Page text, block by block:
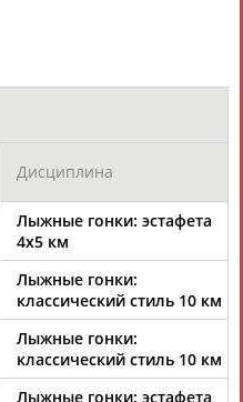
Андрей
Герман
АБДУЛАЕВ
Дисциплина
Лыжные гонки: эстафета
4х5 км
Лыжные гонки:
классический стиль 10 км
Лыжные гонки:
классический стиль 10 км
Лыжные гонки: эстафета